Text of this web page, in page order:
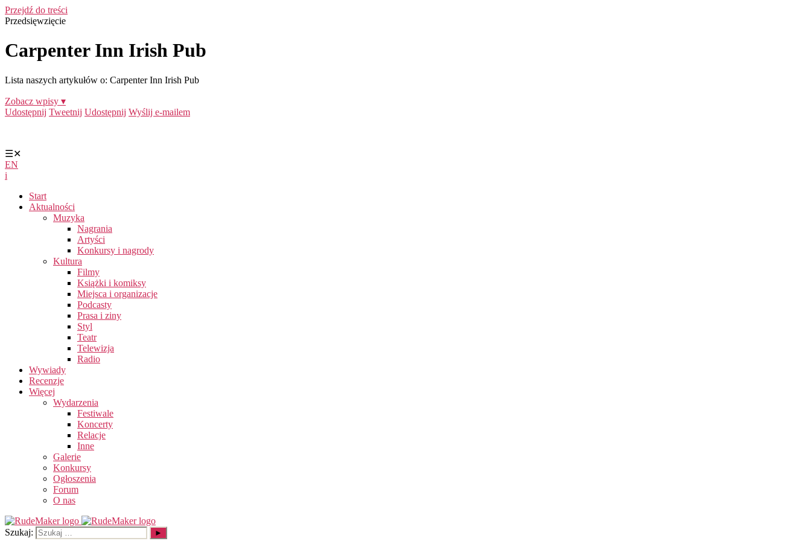
Przejdź do treści
Przedsięwzięcie
Carpenter Inn Irish Pub
Lista naszych artykułów o: Carpenter Inn Irish Pub
Zobacz wpisy ▾
Udostępnij Tweetnij Udostępnij Wyślij e-mailem
☰✕
EN
i
Start
Aktualności
Muzyka
Nagrania
Artyści
Konkursy i nagrody
Kultura
Filmy
Książki i komiksy
Miejsca i organizacje
Podcasty
Prasa i ziny
Styl
Teatr
Telewizja
Radio
Wywiady
Recenzje
Więcej
Wydarzenia
Festiwale
Koncerty
Relacje
Inne
Galerie
Konkursy
Ogłoszenia
Forum
O nas
Szukaj: